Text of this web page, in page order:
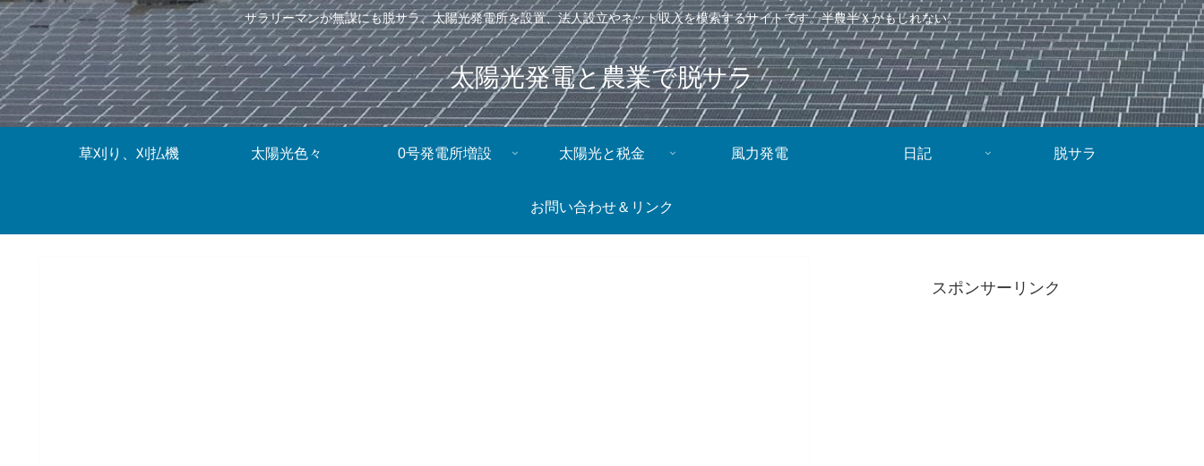
サラリーマンが無謀にも脱サラ、太陽光発電所を設置、法人設立やネット収入を模索するサイトです。半農半Ｘかもしれない。
太陽光発電と農業で脱サラ
草刈り、刈払機 太陽光色々 0号発電所増設 太陽光と税金 風力発電 日記 脱サラ
お問い合わせ＆リンク
スポンサーリンク